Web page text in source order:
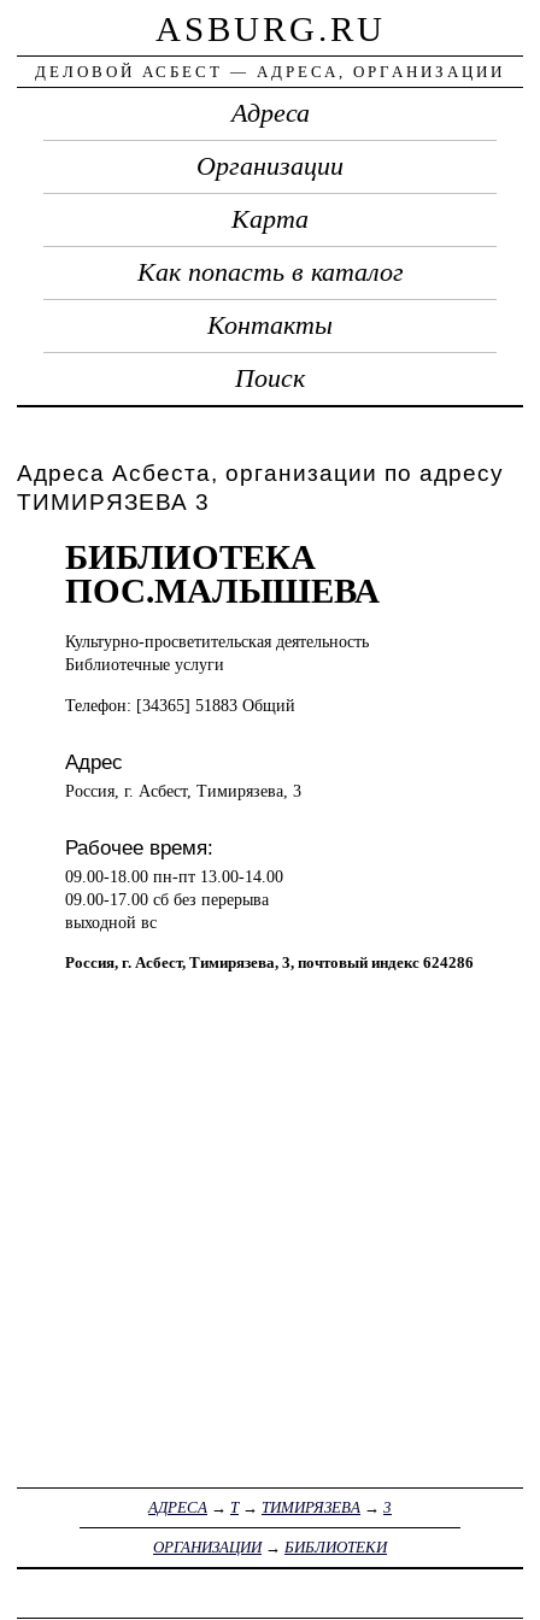
ASBURG.RU
ДЕЛОВОЙ АСБЕСТ — АДРЕСА, ОРГАНИЗАЦИИ
Адреса
Организации
Карта
Как попасть в каталог
Контакты
Поиск
Адреса Асбеста, организации по адресу
ТИМИРЯЗЕВА 3
БИБЛИОТЕКА
ПОС.МАЛЫШЕВА
Культурно-просветительская деятельность
Библиотечные услуги
Телефон: [34365] 51883 Общий
Адрес
Россия, г. Асбест, Тимирязева, 3
Рабочее время:
09.00-18.00 пн-пт 13.00-14.00
09.00-17.00 сб без перерыва
выходной вс
Россия, г. Асбест, Тимирязева, 3, почтовый индекс 624286
АДРЕСА → Т→ ТИМИРЯЗЕВА → 3
ОРГАНИЗАЦИИ→ БИБЛИОТЕКИ